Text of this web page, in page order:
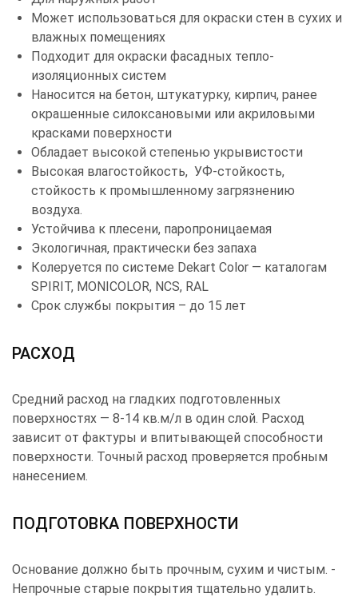
Может использоваться для окраски стен в сухих и
влажных помещениях
Подходит для окраски фасадных тепло­
изоляционных систем
Наносится на бетон, штукатурку, кирпич, ранее
окрашенные силоксановыми или акриловыми
красками поверхности
Обладает высокой степенью укрывистости
Высокая влагостойкость, УФ-стойкость,
стойкость к промышленному загрязнению
воздуха.
Устойчива к плесени, паропроницаемая
Экологичная, практически без запаха
Колеруется по системе Dekart Color — каталогам
SPIRIT, MONICOLOR, NCS, RAL
Срок службы покрытия – до 15 лет
РАСХОД
Средний расход на гладких подготовленных
поверхностях — 8-14 кв.м/л в один слой. Расход
зависит от фактуры и впитывающей способности
поверхности. Точный расход проверяется пробным
нанесением.
ПОДГОТОВКА ПОВЕРХНОСТИ
Основание должно быть прочным, сухим и чистым. ­
Непрочные старые покрытия тщательно удалить.